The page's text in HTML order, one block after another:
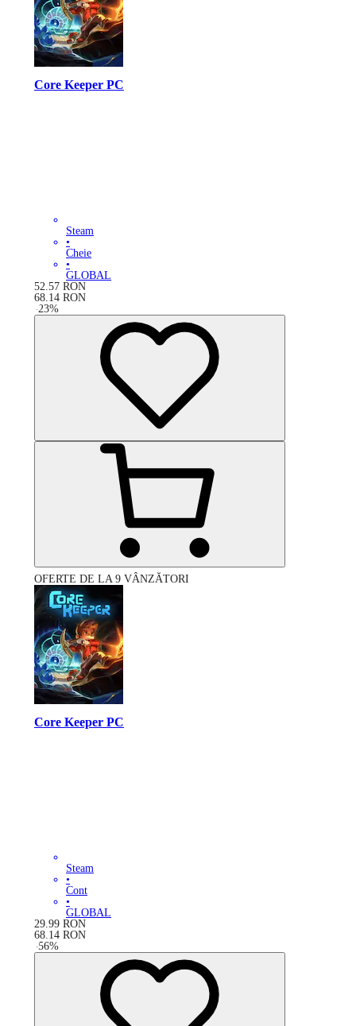
Core Keeper PC
Steam
•
Cheie
•
GLOBAL
52.57 RON
68.14 RON
-23%
OFERTE DE LA 9 VÂNZĂTORI
Core Keeper PC
Steam
•
Cont
•
GLOBAL
29.99 RON
68.14 RON
-56%